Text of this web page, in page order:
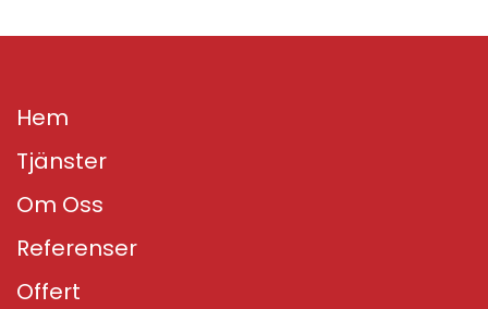
Hem
Tjänster
Om Oss
Referenser
Offert